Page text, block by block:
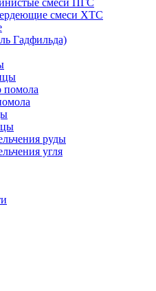
смеси ПГС
смеси ХТС
Гадфильда)
помола
руды
угля